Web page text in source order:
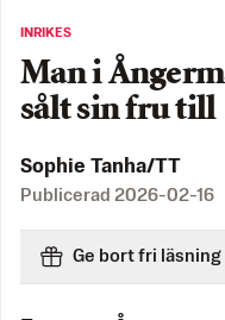
INRIKES
Man i
sålt sin fru till
Sophie Tanha/TT
Publicerad 2026-02-16
Ge bort fri läsning